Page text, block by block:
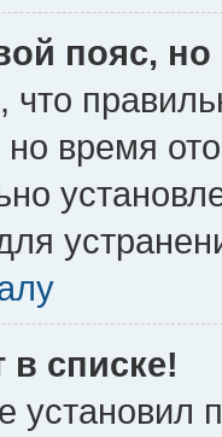
пояс,
но время
в списке!
установил